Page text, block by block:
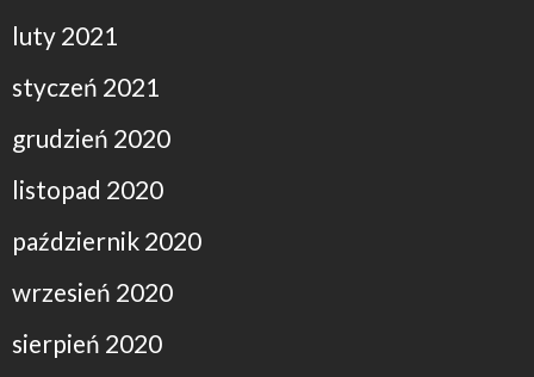
luty 2021
styczeń 2021
grudzień 2020
listopad 2020
październik 2020
wrzesień 2020
sierpień 2020